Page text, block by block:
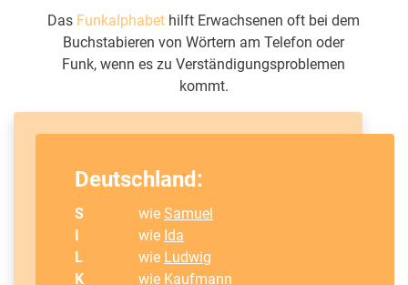
Das Funkalphabet hilft Erwachsenen oft bei dem
Buchstabieren von Wörtern am Telefon oder
Funk, wenn es zu Verständigungsproblemen
kommt.
Deutschland:
S wieSamuel
wie Ida
L
wie Ludwig
K
wie Kaufmann